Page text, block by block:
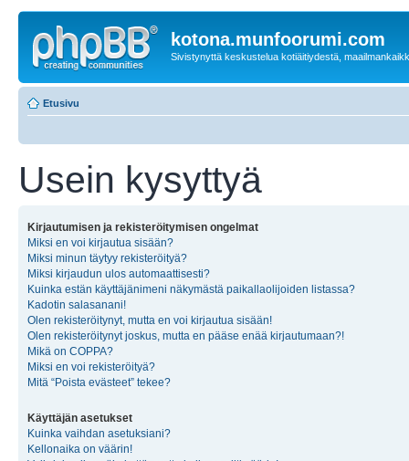
kotona.munfoorumi.com
Sivistynyttä keskustelua kotiäitiydestä,
Etusivu
Usein kysyttyä
Kirjautumisen ja rekisteröitymisen ongelmat
Miksi en voi kirjautua sisään?
Miksi minun täytyy rekisteröityä?
Miksi kirjaudun ulos automaattisesti?
Kuinka estän käyttäjänimeni näkymästä paikallaolijoiden listassa?
Kadotin salasanani!
Olen rekisteröitynyt, mutta en voi kirjautua sisään!
Olen rekisteröitynyt joskus, mutta en pääse enää kirjautumaan?!
Mikä on COPPA?
Miksi en voi rekisteröityä?
Mitä “Poista evästeet” tekee?
Käyttäjän asetukset
Kuinka vaihdan asetuksiani?
Kellonaika on väärin!